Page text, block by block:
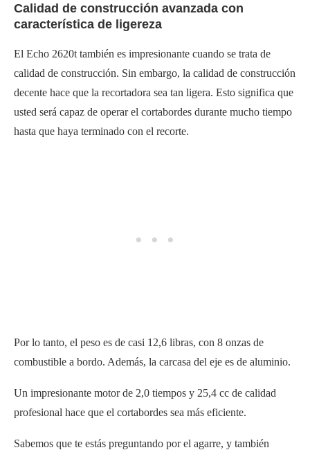
Calidad de construcción avanzada con
característica de ligereza
El Echo 2620t también es impresionante cuando se trata de
calidad de construcción. Sin embargo, la calidad de construcción
decente hace que la recortadora sea tan ligera. Esto significa que
usted será capaz de operar el cortabordes durante mucho tiempo
hasta que haya terminado con el recorte.
Por lo tanto, el peso es de casi 12,6 libras, con 8 onzas de
combustible a bordo. Además, la carcasa del eje es de aluminio.
Un impresionante motor de 2,0 tiempos y 25,4 cc de calidad
profesional hace que el cortabordes sea más eficiente.
Sabemos que te estás preguntando por el agarre, y también